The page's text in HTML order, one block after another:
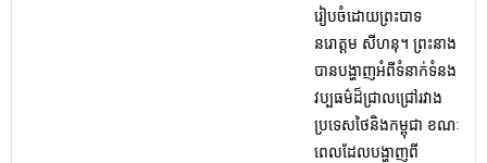
រៀបចំដោយព្រះបាទ
នរោត្តម សីហនុ។ ព្រះនាង
បានបង្ហាញអំពីទំនាក់ទំនង
វប្បធម៌ដ៏ជ្រាលជ្រៅរវាង
ប្រទេសថៃនិងកម្ពុជា ខណៈ
ពេលដែលបង្ហាញពី